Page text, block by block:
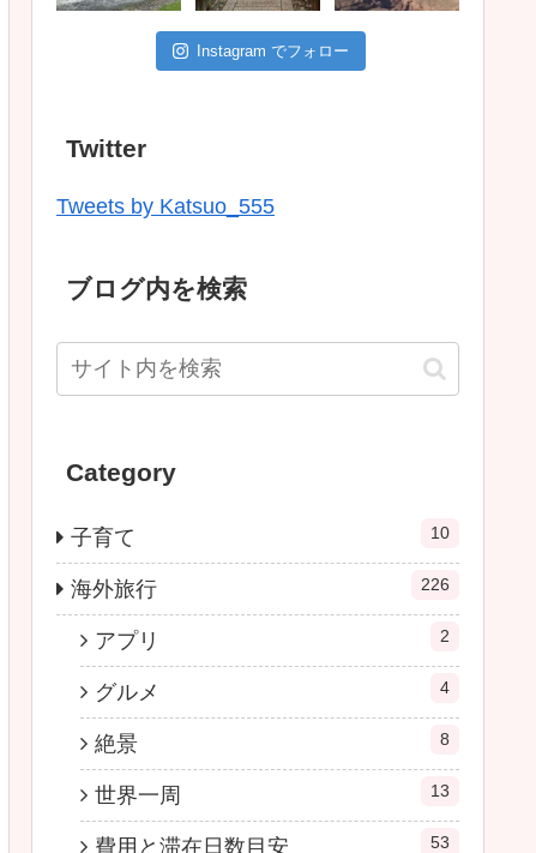
Instagram でフォロー
Twitter
Tweets by Katsuo_555
ブログ内を検索
Category
子育て 10
海外旅行 226
アプリ 2
グルメ 4
絶景 8
世界一周 13
費用と滞在日数目安 53